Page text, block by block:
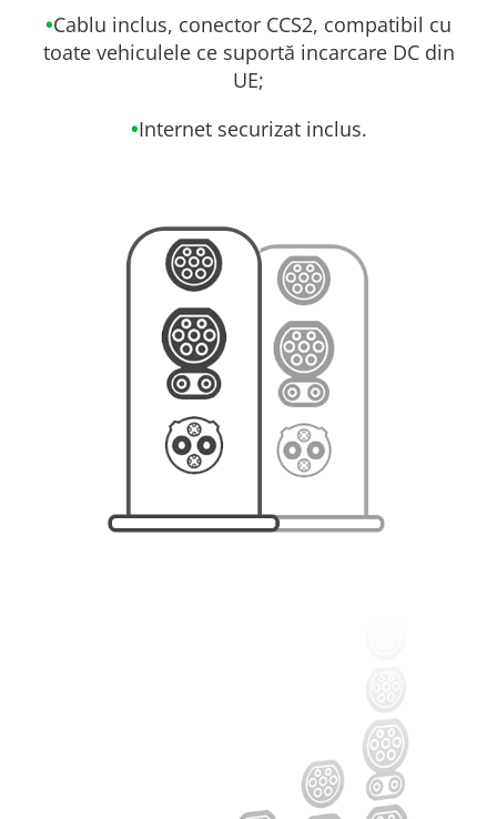
•Cablu inclus, conector CCS2, compatibil cu
toate vehiculele ce suportă incarcare DC din
UE;
•Internet securizat inclus.